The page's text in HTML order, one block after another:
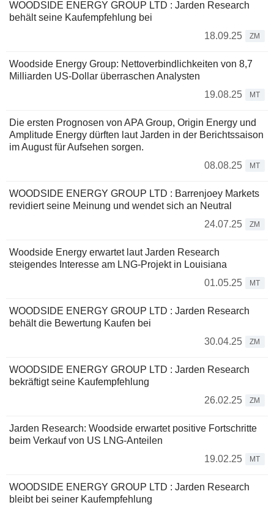
WOODSIDE ENERGY GROUP LTD : Jarden Research
behält seine Kaufempfehlung bei
18.09.25
ZM
Woodside Energy Group: Nettoverbindlichkeiten von 8,7
Milliarden US-Dollar überraschen Analysten
19.08.25
MT
Die ersten Prognosen von APA Group, Origin Energy und
Amplitude Energy dürften laut Jarden in der Berichtssaison
im August für Aufsehen sorgen.
08.08.25
MT
WOODSIDE ENERGY GROUP LTD : Barrenjoey Markets
revidiert seine Meinung und wendet sich an Neutral
24.07.25
ZM
Woodside Energy erwartet laut Jarden Research
steigendes Interesse am LNG-Projekt in Louisiana
01.05.25
MT
WOODSIDE ENERGY GROUP LTD : Jarden Research
behält die Bewertung Kaufen bei
30.04.25
ZM
WOODSIDE ENERGY GROUP LTD : Jarden Research
bekräftigt seine Kaufempfehlung
26.02.25
ZM
Jarden Research: Woodside erwartet positive Fortschritte
beim Verkauf von US LNG-Anteilen
19.02.25
MT
WOODSIDE ENERGY GROUP LTD : Jarden Research
bleibt bei seiner Kaufempfehlung